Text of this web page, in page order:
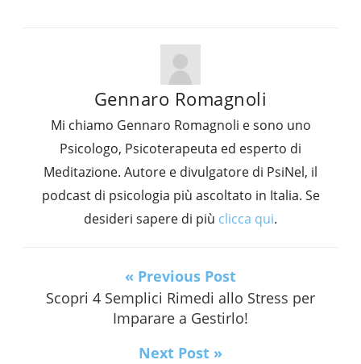
Gennaro Romagnoli
Mi chiamo Gennaro Romagnoli e sono uno
Psicologo, Psicoterapeuta ed esperto di
Meditazione. Autore e divulgatore di PsiNel, il
podcast di psicologia più ascoltato in Italia. Se
desideri sapere di più clicca qui.
« Previous Post
Scopri 4 Semplici Rimedi allo Stress per
Imparare a Gestirlo!
Next Post »